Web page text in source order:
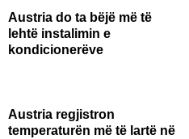
Austria do ta bëjë më të
lehtë instalimin e
kondicionerëve
Austria regjistron
temperaturën më të lartë në